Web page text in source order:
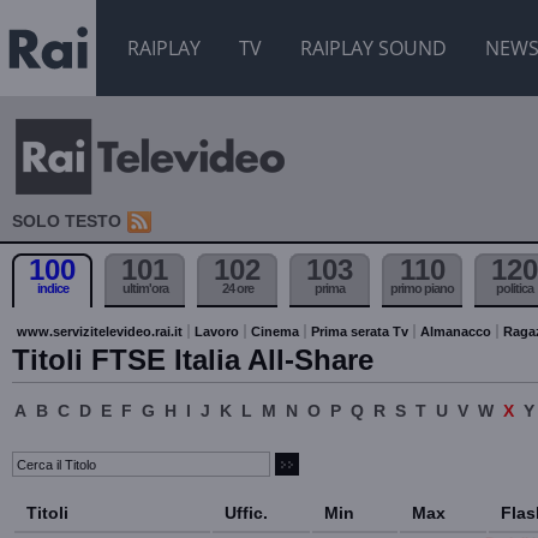
RAIPLAY TV RAIPLAY SOUND NEWS
SOLO TESTO
100
indice
101
ultim'ora
102
24 ore
103
prima
110
primo piano
120
politica
www.servizitelevideo.rai.it Lavoro Cinema Prima serata Tv Almanacco
Titoli FTSE Italia All-Share
A B C D E F G H I J K L M N O P Q R S T U V W X Y
Titoli Uffic. Min Max